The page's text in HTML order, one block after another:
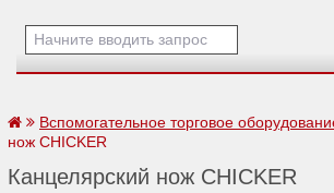
Вспомогательное торговое
нож CHICKER
Канцелярский нож CHICKER